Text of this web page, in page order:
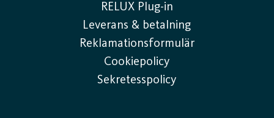
RELUX Plug-in
Leverans & betalning
Reklamationsformulär
Cookiepolicy
Sekretesspolicy